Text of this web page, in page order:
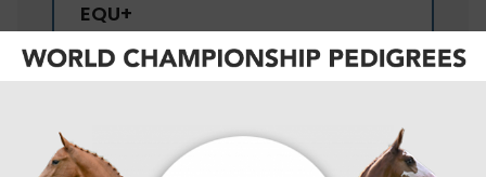
EQU+
BEST